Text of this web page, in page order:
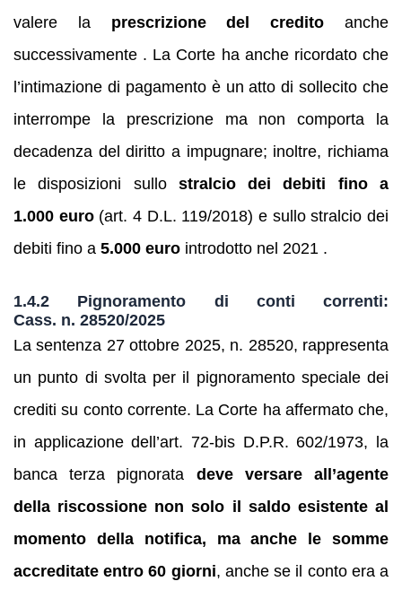
valere la prescrizione del credito anche
successivamente . La Corte ha anche ricordato che
l’intimazione di pagamento è un atto di sollecito che
interrompe la prescrizione ma non comporta la
decadenza del diritto a impugnare; inoltre, richiama
le disposizioni sullo stralcio dei debiti fino a
1.000 euro(art. 4 D.L. 119/2018) e sullo stralcio dei
debiti fino a 5.000 euro introdotto nel 2021 .
1.4.2 Pignoramento di conti correnti:
Cass. n. 28520/2025
La sentenza 27 ottobre 2025, n. 28520, rappresenta
un punto di svolta per il pignoramento speciale dei
crediti su conto corrente. La Corte ha affermato che,
in applicazione dell’art. 72‑bis D.P.R. 602/1973, la
banca terza pignorata deve versare all’agente
della riscossione non solo il saldo esistente al
momento della notifica, ma anche le somme
accreditate entro 60 giorni, anche se il conto era a